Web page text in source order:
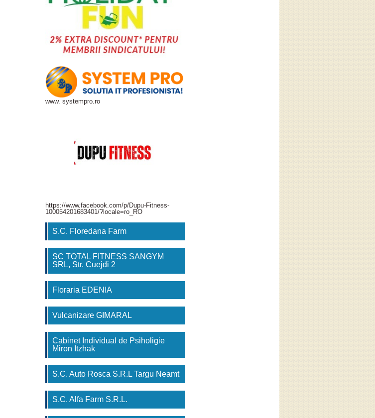
www. systempro.ro
https://www.facebook.com/p/Dupu-Fitness-
100054201683401/?locale=ro_RO
S.C. Floredana Farm
SC TOTAL FITNESS SANGYM
SRL, Str. Cuejdi 2
Floraria EDENIA
Vulcanizare GIMARAL
Cabinet Individual de Psiholigie
Miron Itzhak
S.C. Auto Rosca S.R.L Targu Neamt
S.C. Alfa Farm S.R.L.